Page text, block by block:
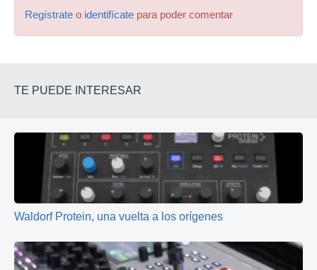
Regístrate o identifícate para poder comentar
TE PUEDE INTERESAR
Waldorf Protein, una vuelta a los orígenes